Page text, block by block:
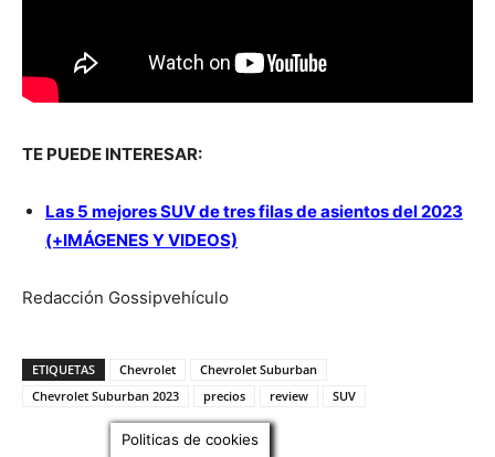
TE PUEDE INTERESAR:
Las 5 mejores SUV de tres filas de asientos del 2023
(+IMÁGENES Y VIDEOS)
Redacción Gossipvehículo
ETIQUETAS Chevrolet
Chevrolet Suburban
Chevrolet Suburban 2023
precios review SUV
Politicas de cookies